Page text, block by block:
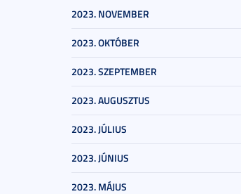
2023. NOVEMBER
2023. OKTÓBER
2023. SZEPTEMBER
2023. AUGUSZTUS
2023. JÚLIUS
2023. JÚNIUS
2023. MÁJUS